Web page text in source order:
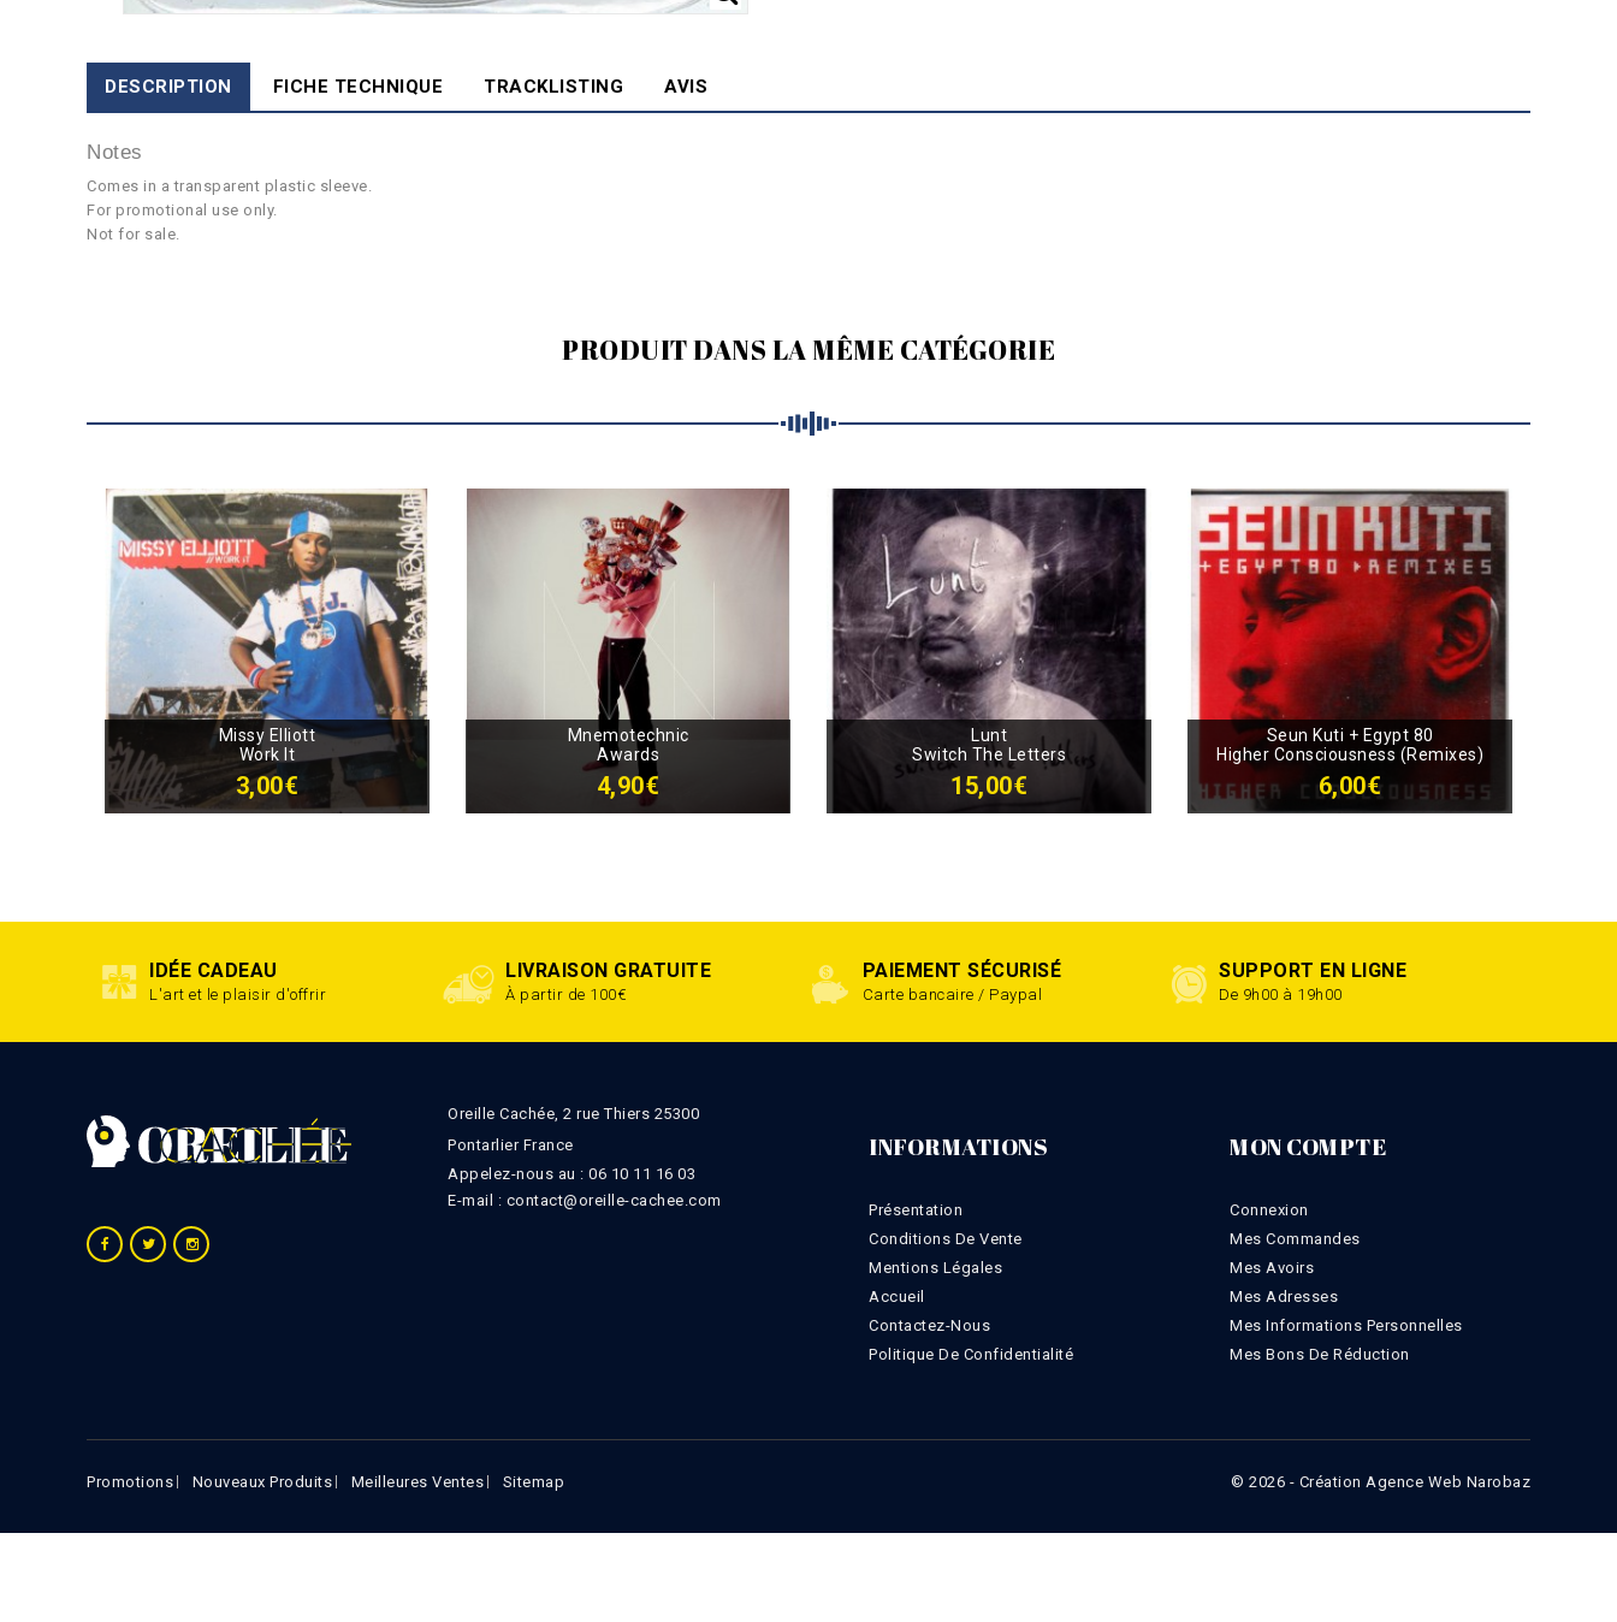
DESCRIPTION FICHE TECHNIQUE TRACKLISTING AVIS
Notes
Comes in a transparent plastic sleeve.
For promotional use only.
Not for sale.
PRODUIT DANS LA MÊME CATÉGORIE
Missy Elliott
Work It
3,00€
Mnemotechnic
Awards
4,90€
Lunt
Switch The Letters
15,00€
Seun Kuti + Egypt 80
Higher Consciousness (Remixes)
6,00€
IDÉE CADEAU
L'art et le plaisir d'offrir
LIVRAISON GRATUITE
À partir de 100€
PAIEMENT SÉCURISÉ
Carte bancaire / Paypal
SUPPORT EN LIGNE
De 9h00 à 19h00
MON COMPTE
Connexion
Mes Commandes
Mes Avoirs
Mes Adresses
Mes Informations Personnelles
Mes Bons De Réduction
INFORMATIONS
Présentation
Conditions De Vente
Mentions Légales
Accueil
Contactez-Nous
Politique De Confidentialité
Oreille Cachée, 2 rue Thiers 25300
Pontarlier France
Appelez-nous au : 06 10 11 16 03
E-mail : contact@oreille-cachee.com
Promotions Nouveaux Produits Meilleures Ventes Sitemap © 2026 - Création Agence Web Narobaz